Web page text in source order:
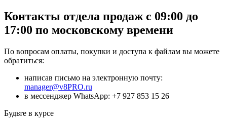
Контакты отдела продаж c 09:00 до
17:00 по московскому времени
По вопросам оплаты, покупки и доступа к файлам вы можете
обратиться:
написав письмо на электронную почту:
manager@v8PRO.ru
в мессенджер WhatsApp: +7 927 853 15 26
Будьте в курсе